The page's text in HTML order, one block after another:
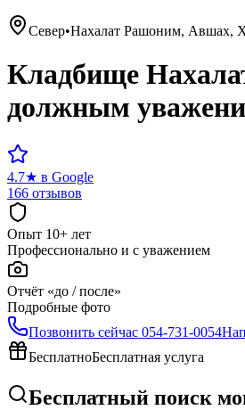
Север•Нахалат Рашоним, Авшах,
Кладбище
должным
4.7★ в Google
166 отзывов
Опыт 10+ лет
Профессионально и с уважением
Отчёт «до / после»
Подробные фото
Позвонить сейчас 054-731-0054
БесплатноБесплатная услуга
Бесплатный поиск